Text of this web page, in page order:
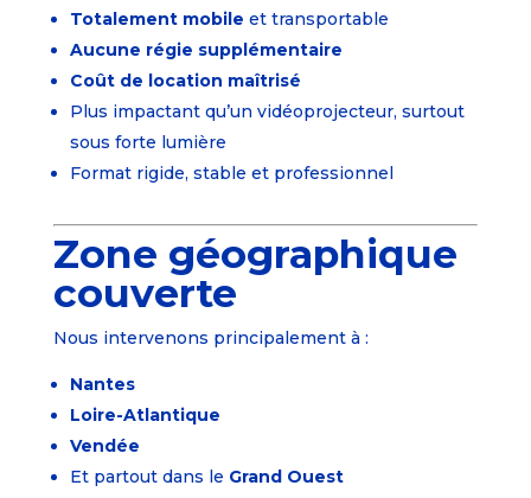
Totalement mobile et transportable
Aucune régie supplémentaire
Coût de location maîtrisé
Plus impactant qu’un vidéoprojecteur, surtout
sous forte lumière
Format rigide, stable et professionnel
Zone géographique
couverte
Nous intervenons principalement à :
Nantes
Loire-Atlantique
Vendée
Et partout dans le Grand Ouest